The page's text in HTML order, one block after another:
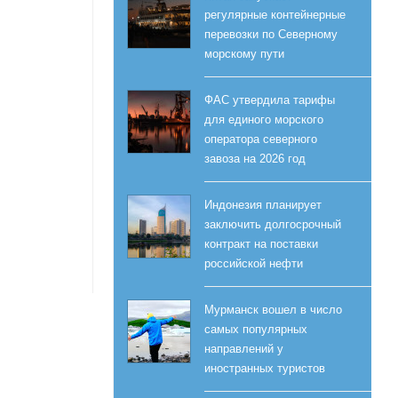
регулярные контейнерные
перевозки по Северному
морскому пути
ФАС утвердила тарифы
для единого морского
оператора северного
завоза на 2026 год
Индонезия планирует
заключить долгосрочный
контракт на поставки
российской нефти
Мурманск вошел в число
самых популярных
направлений у
иностранных туристов